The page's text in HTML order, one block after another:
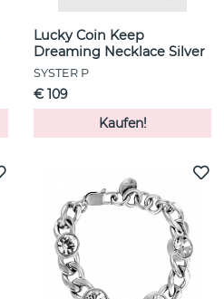
Lucky Coin Keep
Dreaming Necklace Silver
SYSTER P
€ 109
Kaufen!